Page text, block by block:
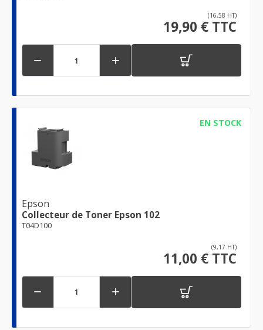
(16,58 HT)
19,90 € TTC
 
EN STOCK
Epson
Collecteur de Toner Epson 102
T04D100
(9,17 HT)
11,00 € TTC
 